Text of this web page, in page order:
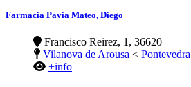
Farmacia Pavia Mateo, Diego
Francisco Reirez, 1, 36620
Vilanova de Arousa < Pontevedra
+info